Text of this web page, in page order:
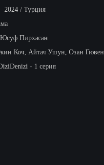
2024 / Турция
Юсуф Пирхасан
Коч, Айтач Ушун, Озан Гювен
- 1 серия